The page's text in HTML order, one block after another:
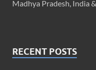
Madhya Pradesh, India
RECENT POSTS